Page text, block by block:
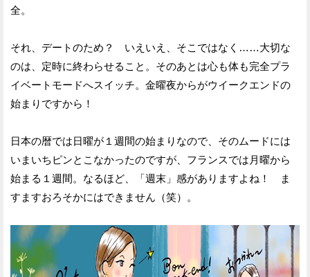
全。
それ、デートのため？ いえいえ、そこではなく……大切な
のは、定時に終わらせること。そのあとは心も体も完全プラ
イベートモードへスイッチ。金曜夜からがウイークエンドの
始まりですから！
日本の暦では日曜が１週間の始まりなので、そのムードには
いまいちピンとこなかったのですが、フランスでは月曜から
始まる１週間。なるほど、「週末」感がありますよね！ ま
すますおろそかにはできません（笑）。